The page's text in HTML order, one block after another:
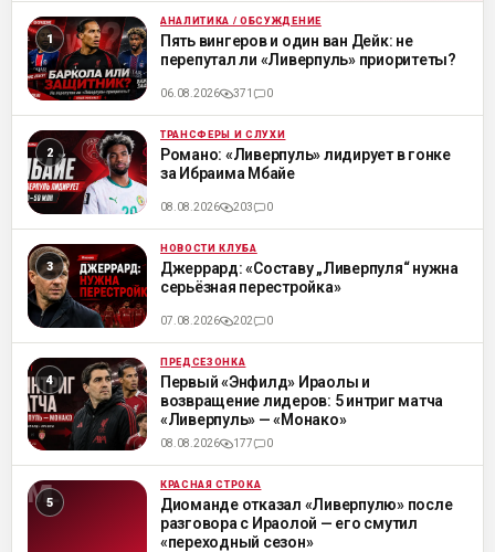
ML АНАЛИТИКА / ОБСУЖДЕНИЕ
Пять вингеров и один ван Дейк: не
перепутал ли «Ливерпуль» приоритеты?
06.08.2026 371 0
ML ТРАНСФЕРЫ И СЛУХИ
Романо: «Ливерпуль» лидирует в гонке
за Ибраима Мбайе
08.08.2026 203 0
ML НОВОСТИ КЛУБА
Джеррард: «Составу „Ливерпуля“ нужна
серьёзная перестройка»
07.08.2026 202 0
ML ПРЕДСЕЗОНКА
Первый «Энфилд» Ираолы и
возвращение лидеров: 5 интриг матча
«Ливерпуль» — «Монако»
08.08.2026 177 0
ML КРАСНАЯ СТРОКА
Диоманде отказал «Ливерпулю» после
разговора с Ираолой — его смутил
«переходный сезон»